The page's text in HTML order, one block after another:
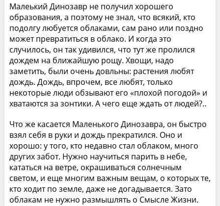
Малеький Динозавр не получил хорошего
образования, а поэтому не знал, что всякий, кто
подолгу любуется облаками, сам рано или поздно
может превратиться в облако. И когда это
случилось, он так удивился, что тут же пролился
дождем на ближайшую рощу. Хвощи, надо
заметить, были очень довльны: растения любят
дождь. Дождь, впрочем, все любят, только
некоторые люди обзывают его «плохой погодой» и
хватаются за зонтики. А чего еще ждать от людей?..
Что же касается Маленького Динозавра, он быстро
взял себя в руки и дождь прекратился. Оно и
хорошо: у того, кто недавно стал облаком, много
других забот. Нужно научиться парить в небе,
кататься на ветре, окрашиваться солнечным
светом, и еще многим важным вещам, о которых те,
кто ходит по земле, даже не догадывается. Зато
облакам не нужно размышлять о Смысле Жизни.